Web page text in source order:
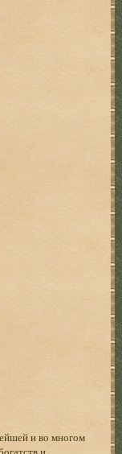
и во многом